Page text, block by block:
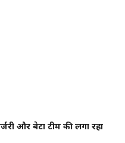
और बेटा टीम की लगा रहा